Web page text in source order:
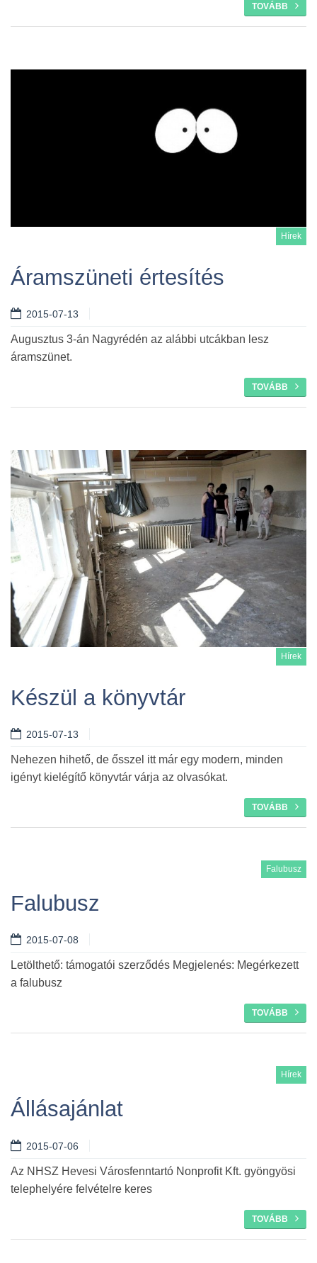
TOVÁBB
Hírek
Áramszüneti értesítés
2015-07-13
Augusztus 3-án Nagyrédén az alábbi utcákban lesz
áramszünet.
TOVÁBB
Hírek
Készül a könyvtár
2015-07-13
Nehezen hihető, de ősszel itt már egy modern, minden
igényt kielégítő könyvtár várja az olvasókat.
TOVÁBB
Falubusz
Falubusz
2015-07-08
Letölthető: támogatói szerződés Megjelenés: Megérkezett
a falubusz
TOVÁBB
Hírek
Állásajánlat
2015-07-06
Az NHSZ Hevesi Városfenntartó Nonprofit Kft. gyöngyösi
telephelyére felvételre keres
TOVÁBB